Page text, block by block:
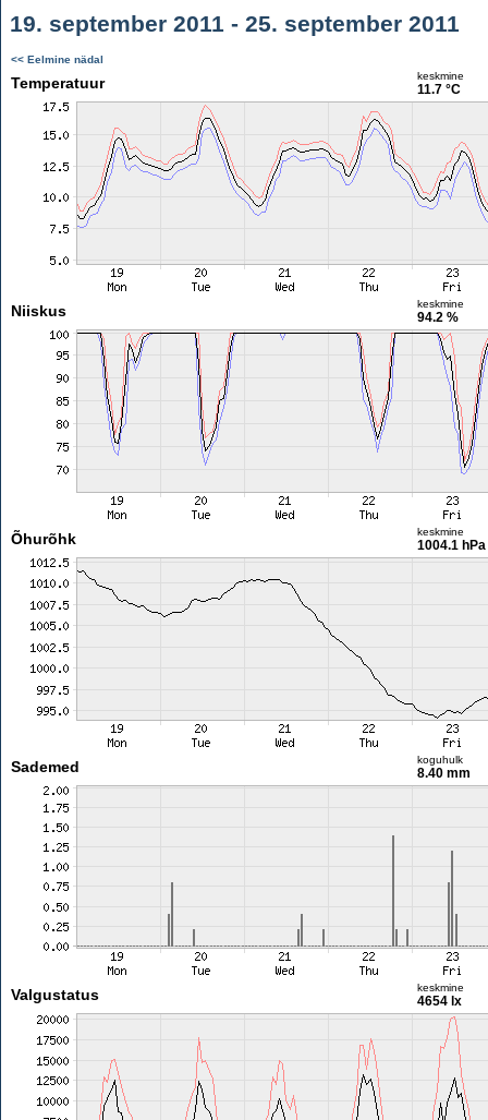
19. september 2011 - 25. september 2011
<< Eelmine nädal
Temperatuur keskmine
11.7 °C
Niiskus keskmine
94.2 %
Õhurõhk keskmine
1004.1 hPa
Sademed koguhulk
8.40 mm
Valgustatus keskmine
4654 lx